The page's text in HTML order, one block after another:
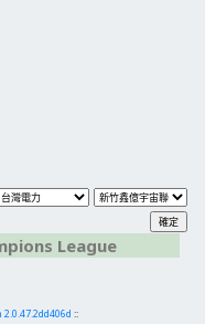
League
::